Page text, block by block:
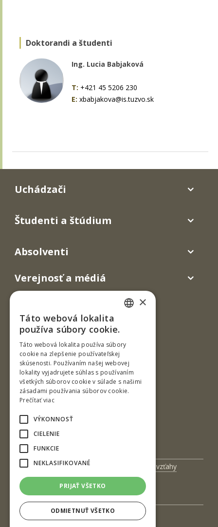
Doktorandi a študenti
Ing. Lucia Babjaková
T: +421 45 5206 230
E: xbabjakova@is.tuzvo.sk
Ul. T. G. Masaryka 24
960 01 Zvolen
Uchádzači
Študenti a štúdium
Absolventi
Verejnosť a médiá
Univerzitný magazín
Medzinárodné vzťahy
Veda a výskum
Zamestnanci
Kontakt
×
Táto webová lokalita
používa súbory cookie.
Táto webová lokalita používa súbory
cookie na zlepšenie používateľskej
skúsenosti. Používaním našej webovej
lokality vyjadrujete súhlas s používaním
všetkých súborov cookie v súlade s našimi
zásadami používania súborov cookie.
Prečítať viac
VÝKONNOSŤ
CIELENIE
FUNKCIE
NEKLASIFIKOVANÉ
PRIJAŤ VŠETKO
ODMIETNUŤ VŠETKO